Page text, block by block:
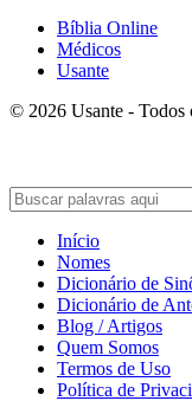
Bíblia Online
Médicos
Usante
© 2026 Usante - Todos
Início
Nomes
Dicionário de
Dicionário de
Blog / Artigos
Quem Somos
Termos de Uso
Política de